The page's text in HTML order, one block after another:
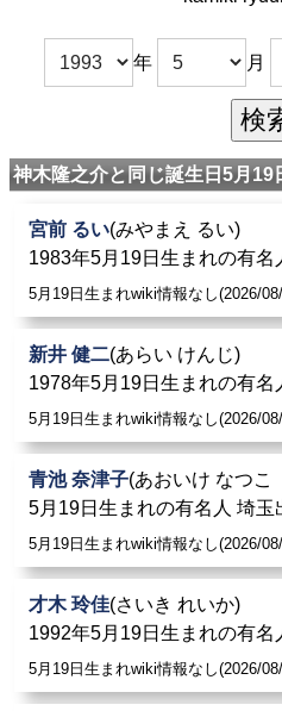
年 月
神木隆之介と同じ誕生日5月19
宮前 るい(みやまえ るい)
1983年5月19日生まれの有名
5月19日生まれwiki情報なし(2026/
新井 健二(あらい けんじ)
1978年5月19日生まれの有名
5月19日生まれwiki情報なし(2026/
青池 奈津子(あおいけ なつ
5月19日生まれの有名人 埼玉
5月19日生まれwiki情報なし(2026/
才木 玲佳(さいき れいか)
1992年5月19日生まれの有名
5月19日生まれwiki情報なし(2026/